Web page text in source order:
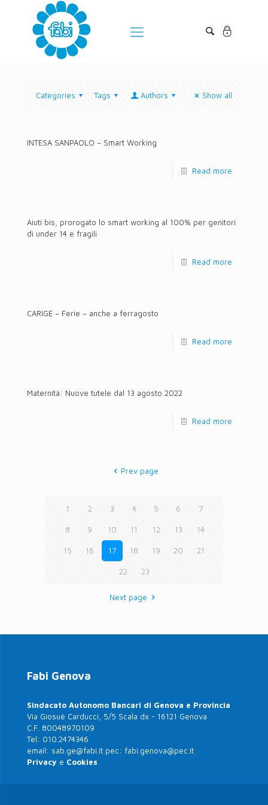
Categories Tags Authors Show all
INTESA SANPAOLO – Smart Working
Read more
Aiuti bis, prorogato lo smart working al 100% per genitori
di under 14 e fragili
Read more
CARIGE – Ferie – anche a ferragosto
Read more
Maternità: Nuove tutele dal 13 agosto 2022
Read more
Prev page
1 2 3 4 5 6 7
8 9 10 11 12 13 14
15 16 17 18 19 20 21
22 23
Next page
Fabi Genova
Sindacato Autonomo Bancari di Genova e Provincia
Via Giosuè Carducci, 5/5 Scala dx - 16121 Genova
C.F. 80048970109
Tel: 010.2474346
email: sab.ge@fabi.it pec: fabi.genova@pec.it
Privacy e Cookies